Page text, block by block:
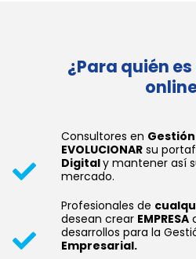
¿Para quién
Consultores en
EVOLUCIONAR su
Digitaly mantener así
mercado.
Profesionales de
desean crear EMPRESA
desarrollos para la
Empresarial.